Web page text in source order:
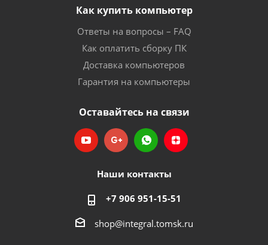
Как купить компьютер
Ответы на вопросы – FAQ
Как оплатить сборку ПК
Доставка компьютеров
Гарантия на компьютеры
Оставайтесь на связи
Наши контакты
+7 906 951-15-51
shop@integral.tomsk.ru